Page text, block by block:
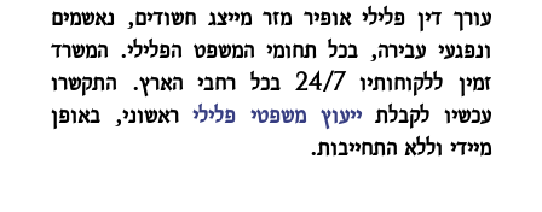
עורך דין פלילי אופיר מזר מייצג חשודים, נאשמים
ונפגעי עבירה, בכל תחומי המשפט הפלילי. המשרד
זמין ללקוחותיו 24/7 בכל רחבי הארץ. התקשרו
עכשיו לקבלתייעוץ משפטי פליליראשוני, באופן
מיידי וללא התחייבות.